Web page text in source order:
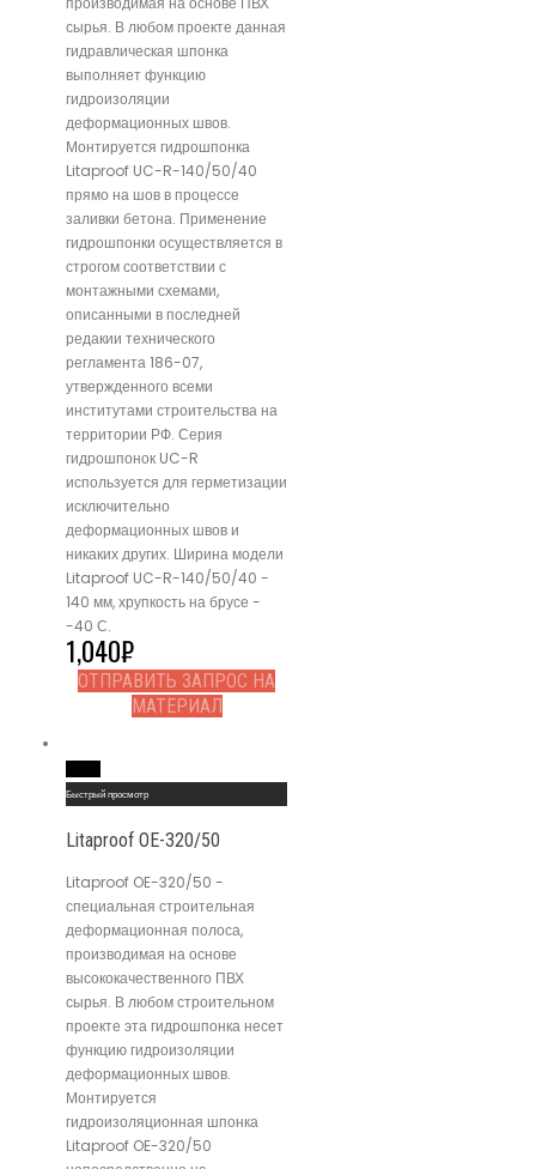
сырья. В любом проекте данная
гидравлическая шпонка
выполняет функцию
гидроизоляции
деформационных швов.
Монтируется гидрошпонка
Litaproof UC-R-140/50/40
прямо на шов в процессе
заливки бетона. Применение
гидрошпонки осуществляется в
строгом соответствии с
монтажными схемами,
описанными в последней
редакии технического
регламента 186-07,
утвержденного всеми
институтами строительства на
территории РФ. Серия
гидрошпонок UC-R
используется для герметизации
исключительно
деформационных швов и
никаких других. Ширина модели
Litaproof UC-R-140/50/40 -
140 мм, хрупкость на брусе -
-40 С.
1,040₽
ОТПРАВИТЬ ЗАПРОС НА
МАТЕРИАЛ
Быстрый просмотр
Litaproof OE-320/50
Litaproof OE-320/50 -
специальная строительная
деформационная полоса,
производимая на основе
высококачественного ПВХ
сырья. В любом строительном
проекте эта гидрошпонка несет
функцию гидроизоляции
деформационных швов.
Монтируется
гидроизоляционная шпонка
Litaproof OE-320/50